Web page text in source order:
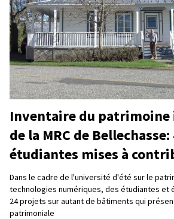
Inventaire du
de la MRC de
étudiantes mises à
Dans le cadre de l'université d'été sur le
technologies numériques, des étudiantes et
24 projets sur autant de bâtiments qui
patrimoniale